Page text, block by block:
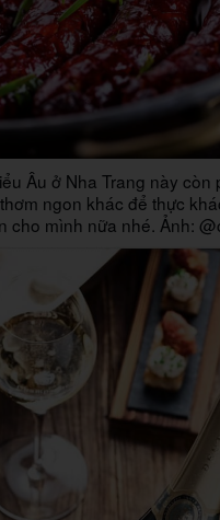
Âu ở Nha Trang này còn
ngon khác để thực
cho mình nữa nhé. Ảnh: